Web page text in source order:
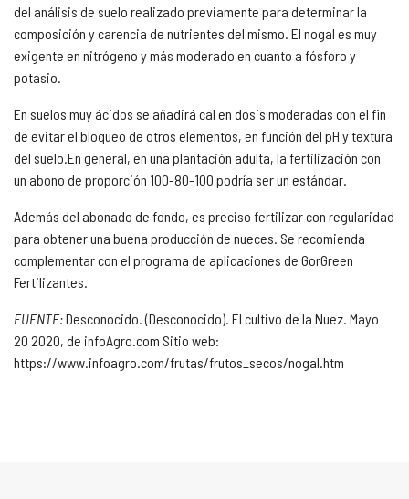
del análisis de suelo realizado previamente para determinar la
composición y carencia de nutrientes del mismo. El nogal es muy
exigente en nitrógeno y más moderado en cuanto a fósforo y
potasio.
En suelos muy ácidos se añadirá cal en dosis moderadas con el fin
de evitar el bloqueo de otros elementos, en función del pH y textura
del suelo.En general, en una plantación adulta, la fertilización con
un abono de proporción 100-80-100 podría ser un estándar.
Además del abonado de fondo, es preciso fertilizar con regularidad
para obtener una buena producción de nueces. Se recomienda
complementar con el programa de aplicaciones de GorGreen
Fertilizantes.
FUENTE:Desconocido. (Desconocido). El cultivo de la Nuez. Mayo
20 2020, de infoAgro.com Sitio web:
https://www.infoagro.com/frutas/frutos_secos/nogal.htm